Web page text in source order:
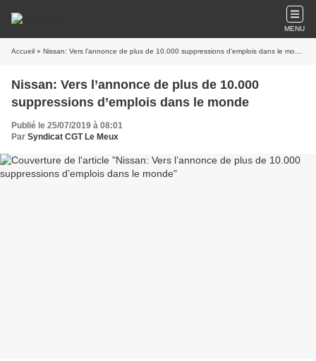
MENU
Accueil » Nissan: Vers l’annonce de plus de 10.000 suppressions d’emplois dans le monde
Nissan: Vers l’annonce de plus de 10.000
suppressions d’emplois dans le monde
Publié le 25/07/2019 à 08:01
Par Syndicat CGT Le Meux